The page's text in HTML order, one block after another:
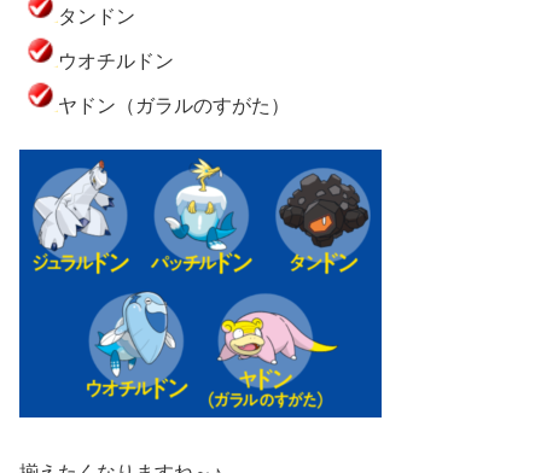
タンドン
ウオチルドン
ヤドン（ガラルのすがた）